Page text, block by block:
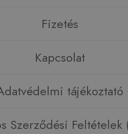
Fizetés
Kapcsolat
tájékoztató
Szerződési Feltételek